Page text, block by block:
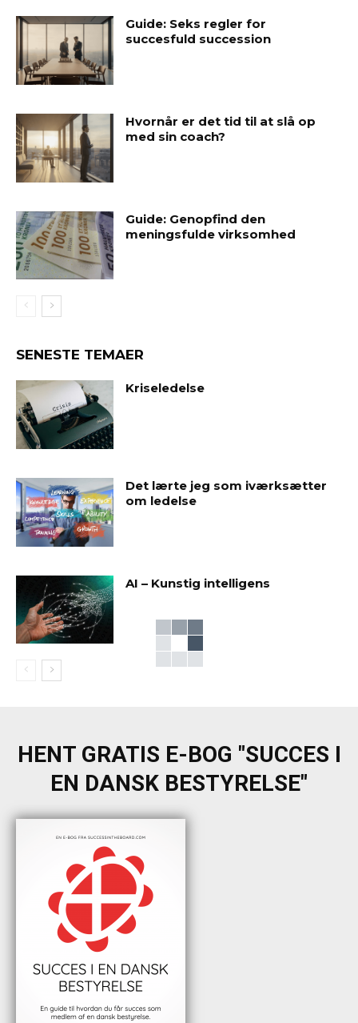
Guide: Seks regler for
succesfuld succession
Hvornår er det tid til at slå op
med sin coach?
Guide: Genopfind den
meningsfulde virksomhed
SENESTE TEMAER
Kriseledelse
Det lærte jeg som iværksætter
om ledelse
AI – Kunstig intelligens
HENT GRATIS E-BOG "SUCCES I
EN DANSK BESTYRELSE"